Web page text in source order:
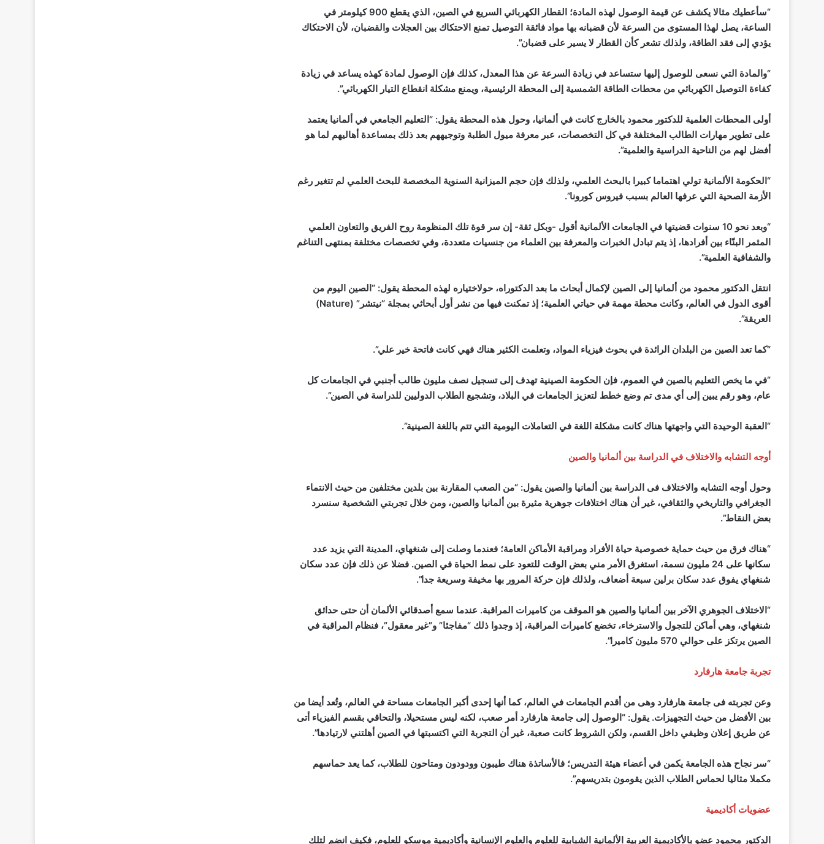
“سأعطيك مثالا يكشف عن قيمة الوصول لهذه المادة؛ القطار الكهربائي السريع في الصين، الذي يقطع 900 كيلومتر في
الساعة، يصل لهذا المستوى من السرعة لأن قضبانه بها مواد فائقة التوصيل تمنع الاحتكاك بين العجلات والقضبان، لأن الاحتكاك
يؤدي إلى فقد الطاقة، ولذلك تشعر كأن القطار لا يسير على قضبان”.
“والمادة التي نسعى للوصول إليها ستساعد في زيادة السرعة عن هذا المعدل، كذلك فإن الوصول لمادة كهذه يساعد في زيادة
كفاءة التوصيل الكهربائي من محطات الطاقة الشمسية إلى المحطة الرئيسية، ويمنع مشكلة انقطاع التيار الكهربائي”.
أولى المحطات العلمية للدكتور محمود بالخارج كانت في ألمانيا، وحول هذه المحطة يقول: “التعليم الجامعي في ألمانيا يعتمد
على تطوير مهارات الطالب المختلفة في كل التخصصات، عبر معرفة ميول الطلبة وتوجيههم بعد ذلك بمساعدة أهاليهم لما هو
أفضل لهم من الناحية الدراسية والعلمية”.
“الحكومة الألمانية تولي اهتماما كبيرا بالبحث العلمي، ولذلك فإن حجم الميزانية السنوية المخصصة للبحث العلمي لم تتغير رغم
الأزمة الصحية التي عرفها العالم بسبب فيروس كورونا”.
“وبعد نحو 10 سنوات قضيتها في الجامعات الألمانية أقول -وبكل ثقة- إن سر قوة تلك المنظومة روح الفريق والتعاون العلمي
المثمر البنّاء بين أفرادها، إذ يتم تبادل الخبرات والمعرفة بين العلماء من جنسيات متعددة، وفي تخصصات مختلفة بمنتهى التناغم
والشفافية العلمية”.
انتقل الدكتور محمود من ألمانيا إلى الصين لإكمال أبحاث ما بعد الدكتوراه، حولاختياره لهذه المحطة يقول: “الصين اليوم من
أقوى الدول في العالم، وكانت محطة مهمة في حياتي العلمية؛ إذ تمكنت فيها من نشر أول أبحاثي بمجلة “نيتشر” (Nature
)
العريقة”.
“كما تعد الصين من البلدان الرائدة في بحوث فيزياء المواد، وتعلمت الكثير هناك فهي كانت فاتحة خير علي”.
“في ما يخص التعليم بالصين في العموم، فإن الحكومة الصينية تهدف إلى تسجيل نصف مليون طالب أجنبي في الجامعات كل
عام، وهو رقم يبين إلى أي مدى تم وضع خطط لتعزيز الجامعات في البلاد، وتشجيع الطلاب الدوليين للدراسة في الصين”.
“العقبة الوحيدة التي واجهتها هناك كانت مشكلة اللغة في التعاملات اليومية التي تتم باللغة الصينية”.
أوجه التشابه والاختلاف في الدراسة بين ألمانيا والصين
وحول أوجه التشابه والاختلاف فى الدراسة بين ألمانيا والصين يقول: “من الصعب المقارنة بين بلدين مختلفين من حيث الانتماء
الجغرافي والتاريخي والثقافي، غير أن هناك اختلافات جوهرية مثيرة بين ألمانيا والصين، ومن خلال تجربتي الشخصية سنسرد
بعض النقاط”.
“هناك فرق من حيث حماية خصوصية حياة الأفراد ومراقبة الأماكن العامة؛ فعندما وصلت إلى شنغهاي، المدينة التي يزيد عدد
سكانها على 24 مليون نسمة، استغرق الأمر مني بعض الوقت للتعود على نمط الحياة في الصين. فضلا عن ذلك فإن عدد سكان
شنغهاي يفوق عدد سكان برلين سبعة أضعاف، ولذلك فإن حركة المرور بها مخيفة وسريعة جدا”.
“الاختلاف الجوهري الآخر بين ألمانيا والصين هو الموقف من كاميرات المراقبة. عندما سمع أصدقائي الألمان أن حتى حدائق
شنغهاي، وهي أماكن للتجول والاسترخاء، تخضع كاميرات المراقبة، إذ وجدوا ذلك “مفاجئا” و”غير معقول”، فنظام المراقبة في
الصين يرتكز على حوالي 570 مليون كاميرا”.
تجربة جامعة هارفارد
وعن تجربته فى جامعة هارفارد وهى من أقدم الجامعات في العالم، كما أنها إحدى أكبر الجامعات مساحة في العالم، وتُعد أيضا من
بين الأفضل من حيث التجهيزات. يقول: “الوصول إلى جامعة هارفارد أمر صعب، لكنه ليس مستحيلا، والتحاقي بقسم الفيزياء أتى
عن طريق إعلان وظيفي داخل القسم، ولكن الشروط كانت صعبة، غير أن التجربة التي اكتسبتها في الصين أهلتني لارتيادها”.
“سر نجاح هذه الجامعة يكمن في أعضاء هيئة التدريس؛ فالأساتذة هناك طيبون وودودون ومتاحون للطلاب، كما يعد حماسهم
مكملا مثاليا لحماس الطلاب الذين يقومون بتدريسهم”.
عضويات أكاديمية
الدكتور محمود عضو بالأكاديمية العربية الألمانية الشبابية للعلوم والعلوم الإنسانية وأكاديمية موسكو للعلوم، فكيف انضم لتلك